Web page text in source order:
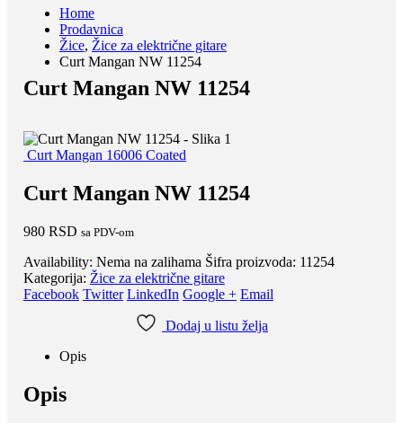
Home
Prodavnica
Žice, Žice za električne gitare
Curt Mangan NW 11254
Curt Mangan NW 11254
Curt Mangan 16006 Coated
Curt Mangan NW 11254
980 RSD sa PDV-om
Availability: Nema na zalihama Šifra proizvoda: 11254
Kategorija: Žice za električne gitare
Facebook Twitter LinkedIn Google + Email
Dodaj u listu želja
Opis
Opis